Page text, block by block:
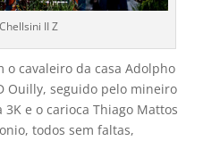
II Z
o cavaleiro da casa Adolpho
Ouilly, seguido pelo mineiro
e o carioca Thiago Mattos
todos sem faltas,